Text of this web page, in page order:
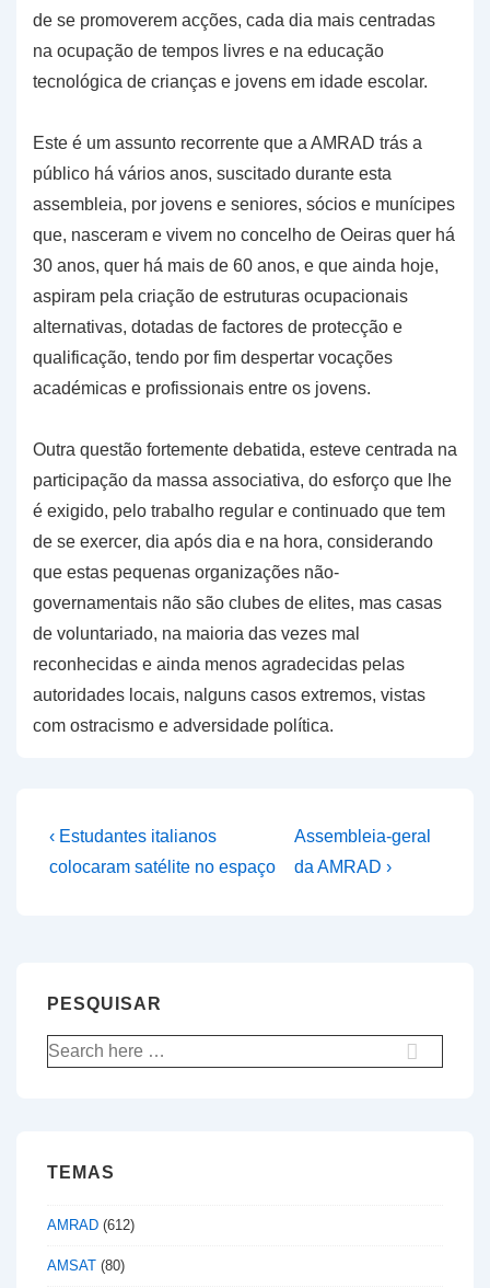
de se promoverem acções, cada dia mais centradas
na ocupação de tempos livres e na educação
tecnológica de crianças e jovens em idade escolar.
Este é um assunto recorrente que a AMRAD trás a
público há vários anos, suscitado durante esta
assembleia, por jovens e seniores, sócios e munícipes
que, nasceram e vivem no concelho de Oeiras quer há
30 anos, quer há mais de 60 anos, e que ainda hoje,
aspiram pela criação de estruturas ocupacionais
alternativas, dotadas de factores de protecção e
qualificação, tendo por fim despertar vocações
académicas e profissionais entre os jovens.
Outra questão fortemente debatida, esteve centrada na
participação da massa associativa, do esforço que lhe
é exigido, pelo trabalho regular e continuado que tem
de se exercer, dia após dia e na hora, considerando
que estas pequenas organizações não-
governamentais não são clubes de elites, mas casas
de voluntariado, na maioria das vezes mal
reconhecidas e ainda menos agradecidas pelas
autoridades locais, nalguns casos extremos, vistas
com ostracismo e adversidade política.
Navegação
de
Previous
Post
‹ Estudantes italianos
colocaram satélite no espaço
Next
Post
Assembleia-geral
da AMRAD ›
PESQUISAR
Pesquisar
por:
TEMAS
AMRAD (612)
AMSAT (80)